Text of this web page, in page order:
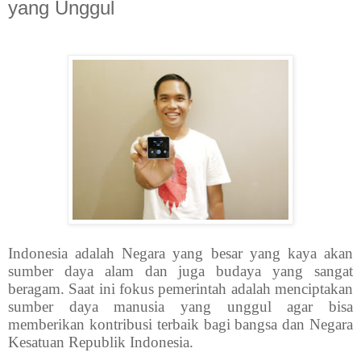
yang Unggul
Indonesia adalah Negara yang besar yang kaya akan
sumber daya alam dan juga budaya yang sangat
beragam. Saat ini fokus pemerintah adalah menciptakan
sumber daya manusia yang unggul agar bisa
memberikan kontribusi terbaik bagi bangsa dan Negara
Kesatuan Republik Indonesia.